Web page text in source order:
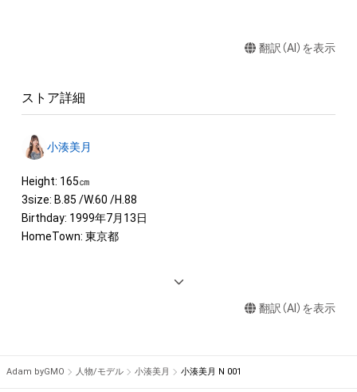
翻訳（AI）を表示
ストア詳細
小湊美月
Height: 165㎝
3size: B.85 /W.60 /H.88
Birthday: 1999年7月13日
HomeTown: 東京都
2020-2021 SUPER GT500 ZENTsweeties
翻訳（AI）を表示
Adam byGMO 人物/モデル 小湊美月 小湊美月 N 001